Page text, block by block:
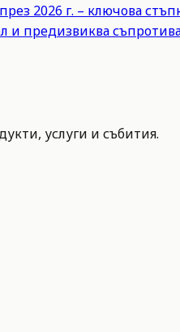
2026 г. – ключова
предизвиква
услуги и събития.